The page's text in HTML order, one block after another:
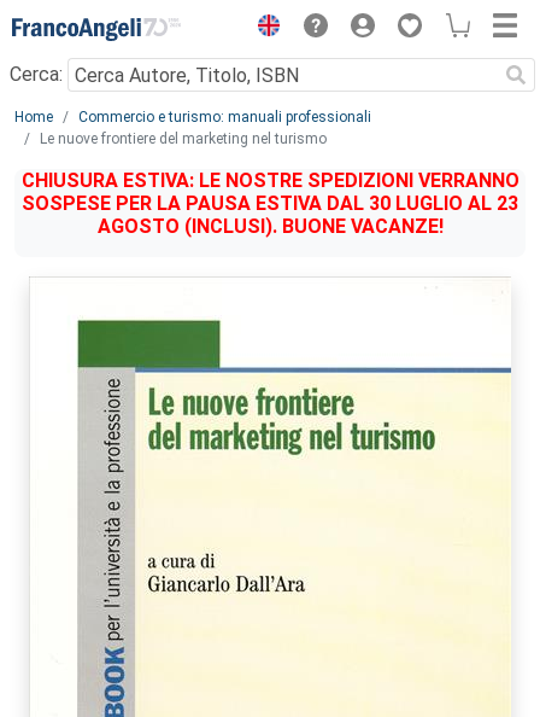
Menu
Cerca:
Main content
Home
Commercio e turismo: manuali professionali
Le nuove frontiere del marketing nel turismo
CHIUSURA ESTIVA: LE NOSTRE SPEDIZIONI VERRANNO
SOSPESE PER LA PAUSA ESTIVA DAL 30 LUGLIO AL 23
AGOSTO (INCLUSI). BUONE VACANZE!